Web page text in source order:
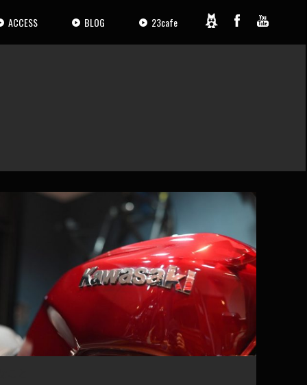
ACCESS BLOG 23cafe